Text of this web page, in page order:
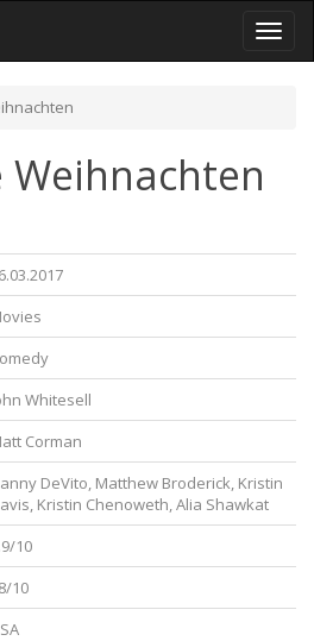
Toggle
Weihnachten
Whitesell
Corman
DeVito, Matthew Broderick, Kristin
Kristin Chenoweth, Alia Shawkat
10
10